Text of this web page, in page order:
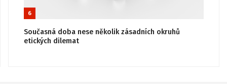
6
Současná doba nese několik zásadních okruhů
etických dilemat